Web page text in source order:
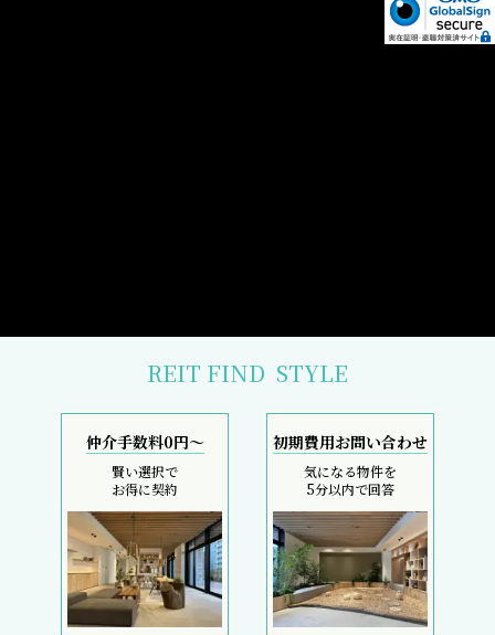
REIT FIND STYLE
仲介手数料0円～
賢い選択で
お得に契約
初期費用お問い合わせ
気になる物件を
5分以内で回答